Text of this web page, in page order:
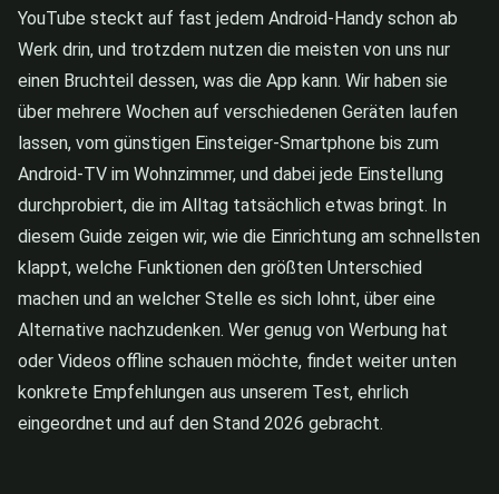
YouTube steckt auf fast jedem Android-Handy schon ab
Werk drin, und trotzdem nutzen die meisten von uns nur
einen Bruchteil dessen, was die App kann. Wir haben sie
über mehrere Wochen auf verschiedenen Geräten laufen
lassen, vom günstigen Einsteiger-Smartphone bis zum
Android-TV im Wohnzimmer, und dabei jede Einstellung
durchprobiert, die im Alltag tatsächlich etwas bringt. In
diesem Guide zeigen wir, wie die Einrichtung am schnellsten
klappt, welche Funktionen den größten Unterschied
machen und an welcher Stelle es sich lohnt, über eine
Alternative nachzudenken. Wer genug von Werbung hat
oder Videos offline schauen möchte, findet weiter unten
konkrete Empfehlungen aus unserem Test, ehrlich
eingeordnet und auf den Stand 2026 gebracht.